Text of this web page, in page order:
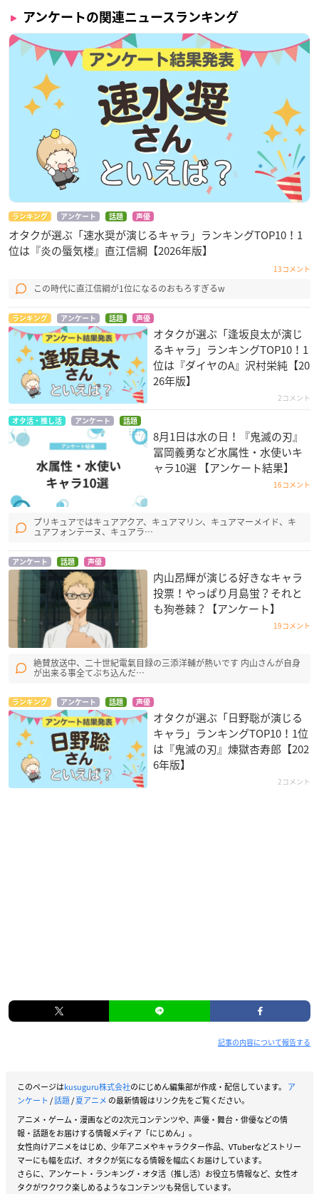
アンケートの関連ニュースランキング
ランキング アンケート 話題 声優
オタクが選ぶ「速水奨が演じるキャラ」ランキングTOP10！1
位は『炎の蜃気楼』直江信綱【2026年版】
13コメント
この時代に直江信綱が1位になるのおもろすぎるw
ランキング アンケート 話題 声優
オタクが選ぶ「逢坂良太が演じ
るキャラ」ランキングTOP10！1
位は『ダイヤのA』沢村栄純【20
26年版】
2コメント
オタ活・推し活 アンケート 話題
8月1日は水の日！『鬼滅の刃』
冨岡義勇など水属性・水使いキ
ャラ10選 【アンケート結果】
16コメント
プリキュアではキュアアクア、キュアマリン、キュアマーメイド、キ
ュアフォンテーヌ、キュアラ…
アンケート 話題 声優
内山昂輝が演じる好きなキャラ
投票！やっぱり月島蛍？それと
も狗巻棘？【アンケート】
19コメント
絶賛放送中、二十世紀電氣目録の三添洋輔が熱いです 内山さんが自身
が出来る事全てぶち込んだ…
ランキング アンケート 話題 声優
オタクが選ぶ「日野聡が演じる
キャラ」ランキングTOP10！1位
は『鬼滅の刃』煉󠄁獄杏寿郎【202
6年版】
2コメント
記事の内容について報告する
このページはkusuguru株式会社のにじめん編集部が作成・配信しています。 ア
ンケート /話題/夏アニメ の最新情報はリンク先をご覧ください。
アニメ・ゲーム・漫画などの2次元コンテンツや、声優・舞台・俳優などの情
報・話題をお届けする情報メディア「にじめん」。
女性向けアニメをはじめ、少年アニメやキャラクター作品、VTuberなどストリー
マーにも幅を広げ、オタクが気になる情報を幅広くお届けしています。
さらに、アンケート・ランキング・オタ活（推し活）お役立ち情報など、女性オ
タクがワクワク楽しめるようなコンテンツも発信しています。